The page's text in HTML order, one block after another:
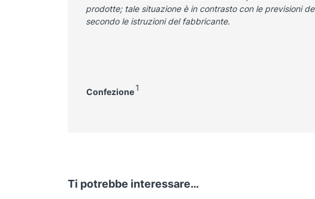
prodotte; tale situazione è in contrasto con le previsioni
secondo le istruzioni del fabbricante.
Confezione 1
Ti potrebbe interessare…